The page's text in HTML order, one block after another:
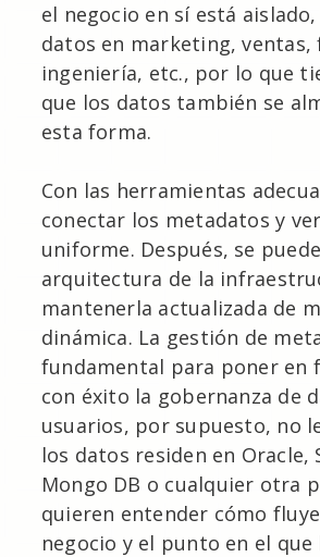
el negocio en sí está
datos en marketing, ventas,
ingeniería, etc., por lo que
que los datos también se
esta forma.
Con las herramientas
conectar los metadatos y
uniforme. Después, se
arquitectura de la
mantenerla actualizada de
dinámica. La gestión de
fundamental para poner en
con éxito la gobernanza de
usuarios, por supuesto, no
los datos residen en Oracle,
Mongo DB o cualquier otra
quieren entender cómo
negocio y el punto en el que